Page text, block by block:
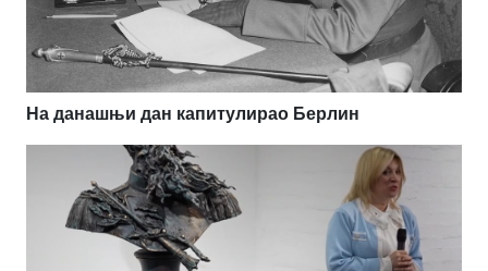
На данашњи дан капитулирао Берлин